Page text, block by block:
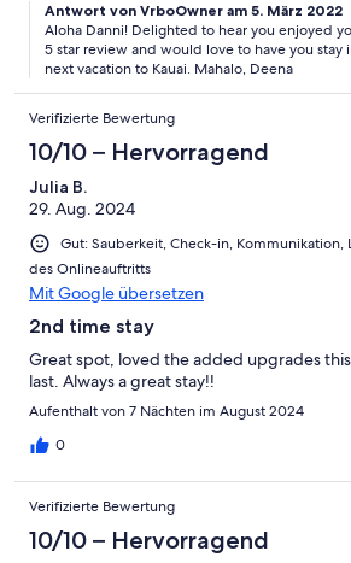
Antwort von VrboOwner am 5. März 2022
Aloha Danni! Delighted to hear you enjoyed
5 star review and would love to have you stay
next vacation to Kauai. Mahalo, Deena
Verifizierte Bewertung
10/10 – Hervorragend
Julia B.
29. Aug. 2024
Gut: Sauberkeit, Check-in, Kommunikation,
des Onlineauftritts
Mit Google übersetzen
2nd time stay
Great spot, loved the added upgrades
last. Always a great stay!!
Aufenthalt von 7 Nächten im August 2024
0
Verifizierte Bewertung
10/10 – Hervorragend